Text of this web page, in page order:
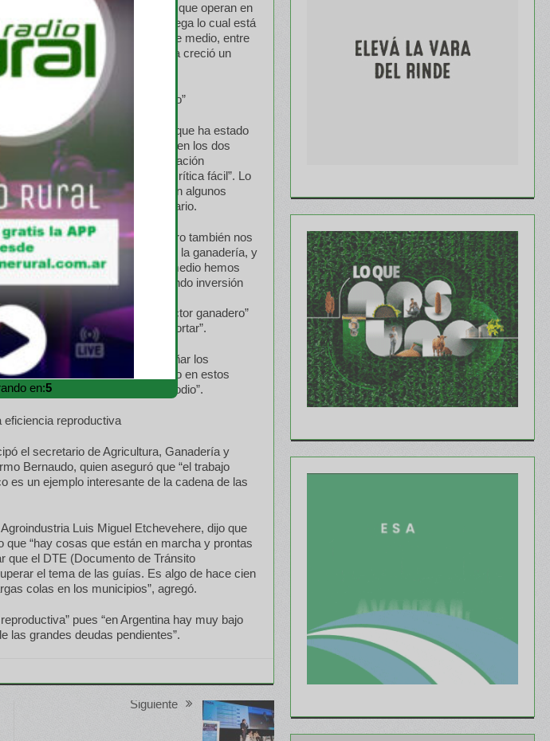
por las distintas empresas que operan en
de la capacidad de bodega lo cual está
de varios sectores por ese medio, entre
de carne por vía área creció un
todo a apoyar al sector ganadero”
arrepiento de haberlo hecho. Lo que ha estado
lo que se intentó hacer en los dos
presidente del Banco de la Nación
tener mala memoria y hacer crítica fácil”. Lo
del cepo, bajar retenciones -en algunos
pública”, enumeró el funcionario.
que nos presenta problemas, pero también nos
actitud positiva con respecto de la ganadería, y
Y agregó: “En el último año y medio hemos
Estamos realmente financiando inversión
volvió con todo a apoyar al sector ganadero”
estratégica para exportar”.
a la Exposición para acompañar los
diferente a la que hemos tenido en estos
su producción y recuperar el podio”.
eficiencia reproductiva
el secretario de Agricultura, Ganadería y
Bernaudo, quien aseguró que “el trabajo
es un ejemplo interesante de la cadena de las
Luis Miguel Etchevehere, dijo que
que “hay cosas que están en marcha y prontas
que el DTE (Documento de Tránsito
el tema de las guías. Es algo de hace cien
colas en los municipios”, agregó.
pues “en Argentina hay muy bajo
las grandes deudas pendientes”.
Siguiente
en:3